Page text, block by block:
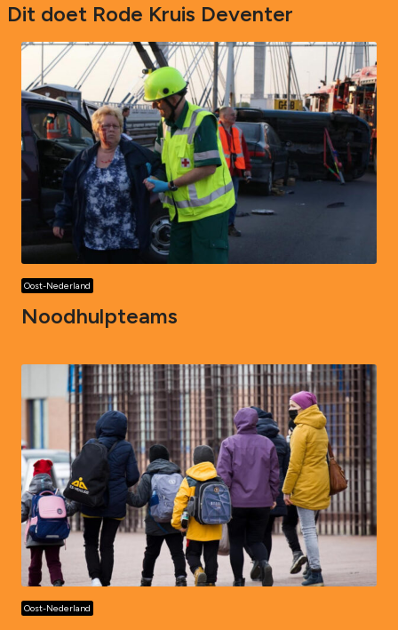
Dit doet Rode Kruis Deventer
Oost-Nederland
Noodhulpteams
Oost-Nederland